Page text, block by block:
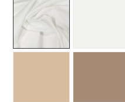
LISENSOIDUT KANKAAT
KANKAAT A-Ö